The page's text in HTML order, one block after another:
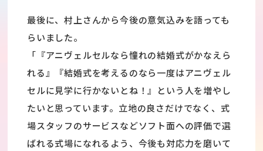
最後に、村上さんから今後の意気込みを語っても
らいました。
「『アニヴェルセルなら憧れの結婚式がかなえら
れる』『結婚式を考えるのなら一度はアニヴェル
セルに見学に行かないとね！』という人を増やし
たいと思っています。立地の良さだけでなく、式
場スタッフのサービスなどソフト面への評価で選
ばれる式場になれるよう、今後も対応力を磨いて